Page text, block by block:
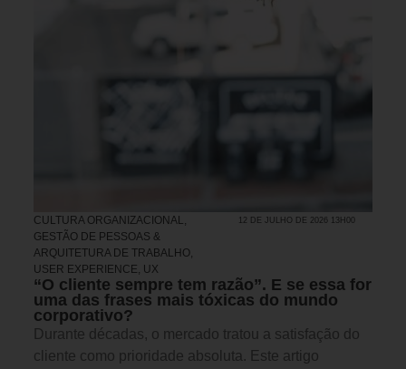
CULTURA ORGANIZACIONAL,
GESTÃO DE PESSOAS &
ARQUITETURA DE TRABALHO,
USER EXPERIENCE, UX
12 DE JULHO DE 2026 13H00
“O cliente sempre tem razão”. E se essa for
uma das frases mais tóxicas do mundo
corporativo?
Durante décadas, o mercado tratou a satisfação do
cliente como prioridade absoluta. Este artigo